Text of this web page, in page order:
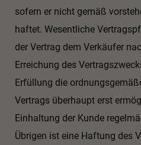
sofern er nicht gemäß
haftet. Wesentliche
der Vertrag dem Verkäufer
Erreichung des
Erfüllung die
Vertrags überhaupt erst
Einhaltung der Kunde
Übrigen ist eine Haftung des